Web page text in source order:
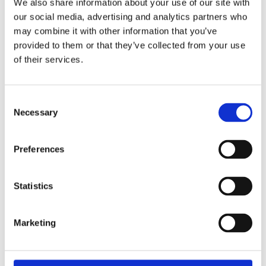
We also share information about your use of our site with
our social media, advertising and analytics partners who
may combine it with other information that you’ve
provided to them or that they’ve collected from your use
of their services.
Necessary
Preferences
Statistics
Marketing
2019 Alix 049
Träningsshorts för tjejer
2300-021 BEST 3-pack